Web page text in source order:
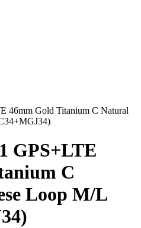
46mm Gold Titanium C Natural
GPS+LTE
C
Loop M/L